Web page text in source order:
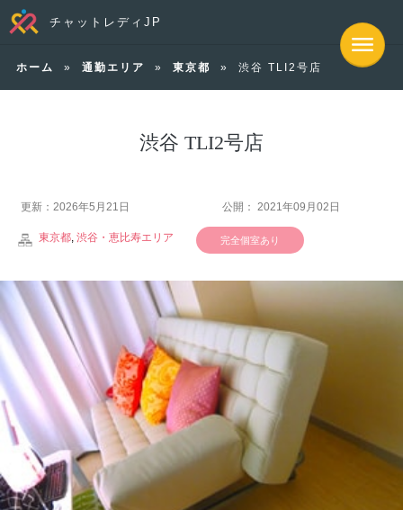
チャットレディJP
ホーム » 通勤エリア » 東京都 » 渋谷 TLI2号店
渋谷 TLI2号店
更新：2026年5月21日 公開： 2021年09月02日
東京都, 渋谷・恵比寿エリア 完全個室あり